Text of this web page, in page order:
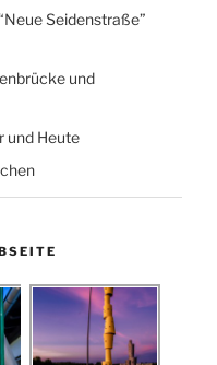
Seidenstraße”
und
und Heute